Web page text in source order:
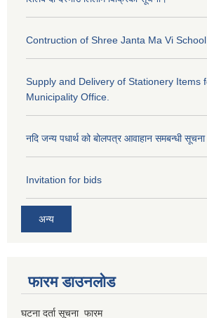
Contruction of Shree Janta Ma Vi
Supply and Delivery of Stationery Items
Municipality Office.
नदि जन्य पधार्थ को बोलपत्र आवाहान समबन्धी
Invitation for bids
अन्य
फारम डाउनलोड
घटना दर्ता सूचना फारम